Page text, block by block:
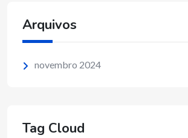
Arquivos
novembro 2024
Tag Cloud